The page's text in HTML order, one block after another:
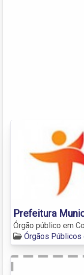
Prefeitura
Órgão público em
Órgãos Públicos